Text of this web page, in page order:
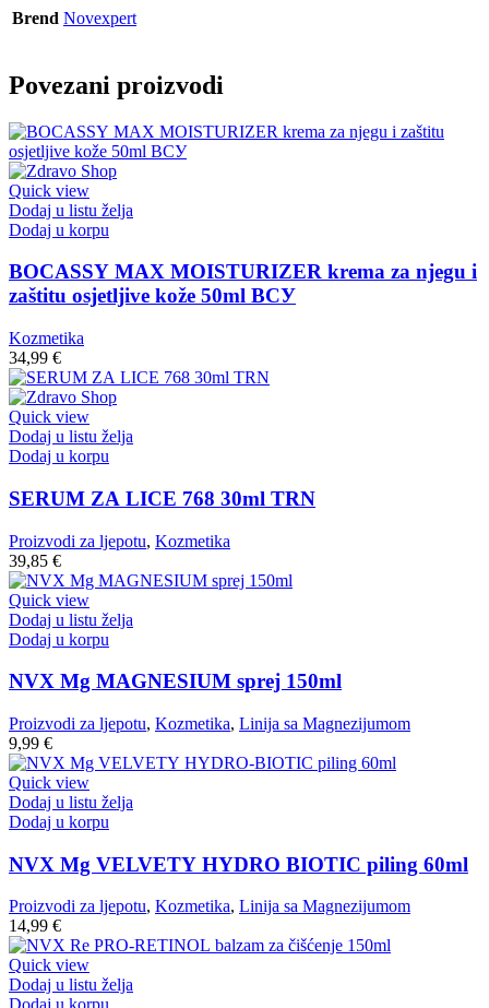
Brend Novexpert
Povezani proizvodi
Quick view
Dodaj u listu želja
Dodaj u korpu
BOCASSY MАХ MOISTURIZER krema za njegu i
zaštitu osjetljive kože 50ml ВСУ
Kozmetika
34,99 €
Quick view
Dodaj u listu želja
Dodaj u korpu
SERUM ZA LICE 768 30ml TRN
Proizvodi za ljepotu, Kozmetika
39,85 €
Quick view
Dodaj u listu želja
Dodaj u korpu
NVX Mg MAGNESIUM sprej 150ml
Proizvodi za ljepotu, Kozmetika, Linija sa Magnezijumom
9,99 €
Quick view
Dodaj u listu želja
Dodaj u korpu
NVX Mg VELVETY HYDRO BIOTIC piling 60ml
Proizvodi za ljepotu, Kozmetika, Linija sa Magnezijumom
14,99 €
Quick view
Dodaj u listu želja